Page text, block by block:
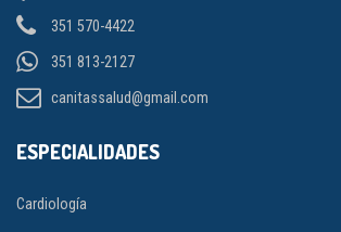
351 570-4422
351 813-2127
canitassalud@gmail.com
ESPECIALIDADES
Cardiología